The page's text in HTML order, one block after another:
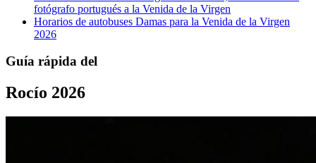
fotógrafo portugués a la Venida de la Virgen
Horarios de autobuses Damas para la Venida de la Virgen
2026
Guía rápida del
Rocío 2026